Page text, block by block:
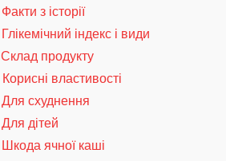
Факти з історії
Глікемічний індекс і види
Склад продукту
Корисні властивості
Для схуднення
Для дітей
Шкода ячної каші